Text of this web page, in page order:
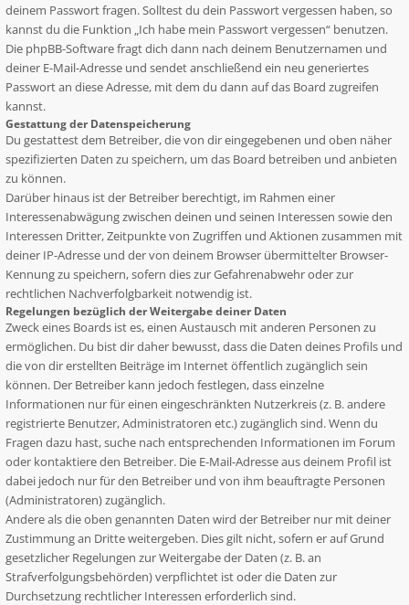
deinem Passwort fragen. Solltest du dein Passwort vergessen haben, so
kannst du die Funktion „Ich habe mein Passwort vergessen“ benutzen.
Die phpBB-Software fragt dich dann nach deinem Benutzernamen und
deiner E-Mail-Adresse und sendet anschließend ein neu generiertes
Passwort an diese Adresse, mit dem du dann auf das Board zugreifen
kannst.
Gestattung der Datenspeicherung
Du gestattest dem Betreiber, die von dir eingegebenen und oben näher
spezifizierten Daten zu speichern, um das Board betreiben und anbieten
zu können.
Darüber hinaus ist der Betreiber berechtigt, im Rahmen einer
Interessenabwägung zwischen deinen und seinen Interessen sowie den
Interessen Dritter, Zeitpunkte von Zugriffen und Aktionen zusammen mit
deiner IP-Adresse und der von deinem Browser übermittelter Browser-
Kennung zu speichern, sofern dies zur Gefahrenabwehr oder zur
rechtlichen Nachverfolgbarkeit notwendig ist.
Regelungen bezüglich der Weitergabe deiner Daten
Zweck eines Boards ist es, einen Austausch mit anderen Personen zu
ermöglichen. Du bist dir daher bewusst, dass die Daten deines Profils und
die von dir erstellten Beiträge im Internet öffentlich zugänglich sein
können. Der Betreiber kann jedoch festlegen, dass einzelne
Informationen nur für einen eingeschränkten Nutzerkreis (z. B. andere
registrierte Benutzer, Administratoren etc.) zugänglich sind. Wenn du
Fragen dazu hast, suche nach entsprechenden Informationen im Forum
oder kontaktiere den Betreiber. Die E-Mail-Adresse aus deinem Profil ist
dabei jedoch nur für den Betreiber und von ihm beauftragte Personen
(Administratoren) zugänglich.
Andere als die oben genannten Daten wird der Betreiber nur mit deiner
Zustimmung an Dritte weitergeben. Dies gilt nicht, sofern er auf Grund
gesetzlicher Regelungen zur Weitergabe der Daten (z. B. an
Strafverfolgungsbehörden) verpflichtet ist oder die Daten zur
Durchsetzung rechtlicher Interessen erforderlich sind.